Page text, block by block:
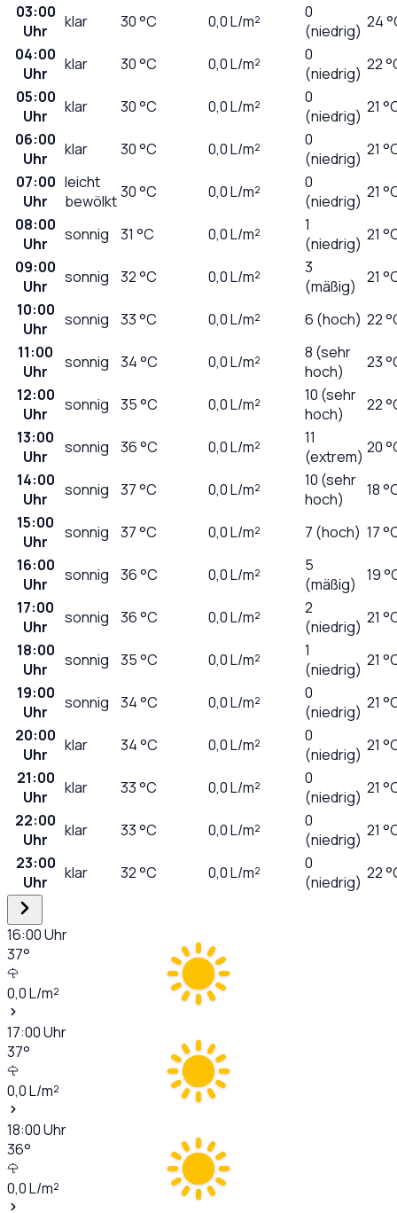
03:00
Uhr
klar 30°C 0,0L/m²
0
(niedrig) 24
04:00
Uhr
klar 30°C 0,0L/m²
0
(niedrig) 22
05:00
Uhr
klar 30°C 0,0L/m²
0
(niedrig) 21
06:00
Uhr
klar 30°C 0,0L/m²
0
(niedrig) 21
07:00
Uhr
leicht
bewölkt30°C 0,0L/m²
0
(niedrig) 21
08:00
Uhr
sonnig 31 °C 0,0L/m²
1
(niedrig) 21
09:00
Uhr
sonnig 32°C 0,0L/m²
3
(mäßig)
21
10:00
Uhr
sonnig 33°C 0,0L/m² 6 (hoch) 22
11:00
Uhr
sonnig 34°C 0,0L/m²
8 (sehr
hoch)
23
12:00
Uhr
sonnig 35°C 0,0L/m²
10 (sehr
hoch)
22
13:00
Uhr
sonnig 36°C 0,0L/m²
11
(extrem) 20
14:00
Uhr
sonnig 37°C 0,0L/m²
10 (sehr
hoch)
18
15:00
Uhr
sonnig 37°C 0,0L/m² 7 (hoch) 17
16:00
Uhr
sonnig 36°C 0,0L/m²
5
(mäßig)
19
17:00
Uhr
sonnig 36°C 0,0L/m²
2
(niedrig) 21
18:00
Uhr
sonnig 35°C 0,0L/m²
1
(niedrig) 21
19:00
Uhr
sonnig 34°C 0,0L/m²
0
(niedrig) 21
20:00
Uhr
klar 34°C 0,0L/m²
0
(niedrig) 21
21:00
Uhr
klar 33°C 0,0L/m²
0
(niedrig) 21
22:00
Uhr
klar 33°C 0,0L/m²
0
(niedrig) 21
23:00
Uhr
klar 32°C 0,0L/m²
0
(niedrig) 22
16:00Uhr
37°
0,0L/m²
17:00Uhr
37°
0,0L/m²
18:00Uhr
36°
0,0L/m²